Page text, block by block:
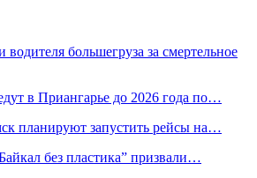
большегруза за смертельное
в Приангарье до 2026 года по…
планируют запустить рейсы на…
без пластика” призвали…